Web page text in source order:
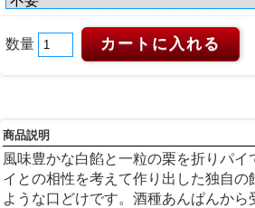
数量
商品説明
風味豊かな白餡と一粒の栗を折りパ
イとの相性を考えて作り出した独自の
ような口どけです。酒種あんぱんか